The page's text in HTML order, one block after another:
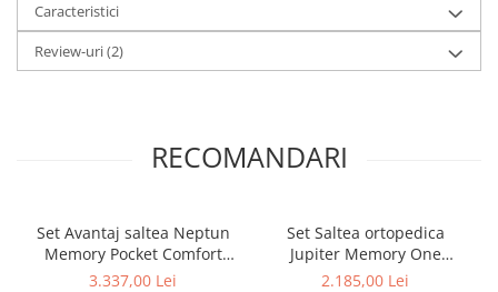
Caracteristici
Review-uri(2)
RECOMANDARI
Set Avantaj saltea Neptun
Memory Pocket Comfort
160x200 plus 2 perne 50
3.337,00 Lei
Set Saltea ortopedica
Jupiter Memory One
160x200x24cm, spuma
2.185,00 Lei